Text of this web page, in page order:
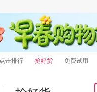
点击排行 抢好货 免费试用